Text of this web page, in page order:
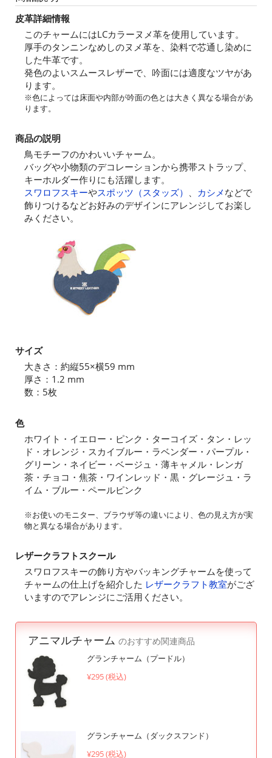
皮革詳細情報
このチャームにはLCカラーヌメ革を使用しています。
厚手のタンニンなめしのヌメ革を、染料で芯通し染めに
した牛革です。
発色のよいスムースレザーで、吟面には適度なツヤがあ
ります。
※色によっては床面や内部が吟面の色とは大きく異なる場合があ
ります。
商品の説明
鳥モチーフのかわいいチャーム。
バッグや小物類のデコレーションから携帯ストラップ、
キーホルダー作りにも活躍します。
スワロフスキーやスポッツ（スタッズ） 、 カシメ などで
飾りつけるなどお好みのデザインにアレンジしてお楽し
みください。
サイズ
大きさ：約縦55×横59 mm
厚さ：1.2 mm
数：5枚
色
ホワイト・イエロー・ピンク・ターコイズ・タン・レッ
ド・オレンジ・スカイブルー・ラベンダー・パープル・
グリーン・ネイビー・ベージュ・薄キャメル・レンガ
茶・チョコ・焦茶・ワインレッド・黒・グレージュ・ラ
イム・ブルー・ペールピンク
※お使いのモニター、ブラウザ等の違いにより、色の見え方が実
物と異なる場合があります。
レザークラフトスクール
スワロフスキーの飾り方やバッキングチャームを使って
チャームの仕上げを紹介した レザークラフト教室がござ
いますのでアレンジにご活用ください。
アニマルチャーム のおすすめ関連商品
グランチャーム（プードル）
¥295 (税込)
グランチャーム（ダックスフンド）
¥295 (税込)